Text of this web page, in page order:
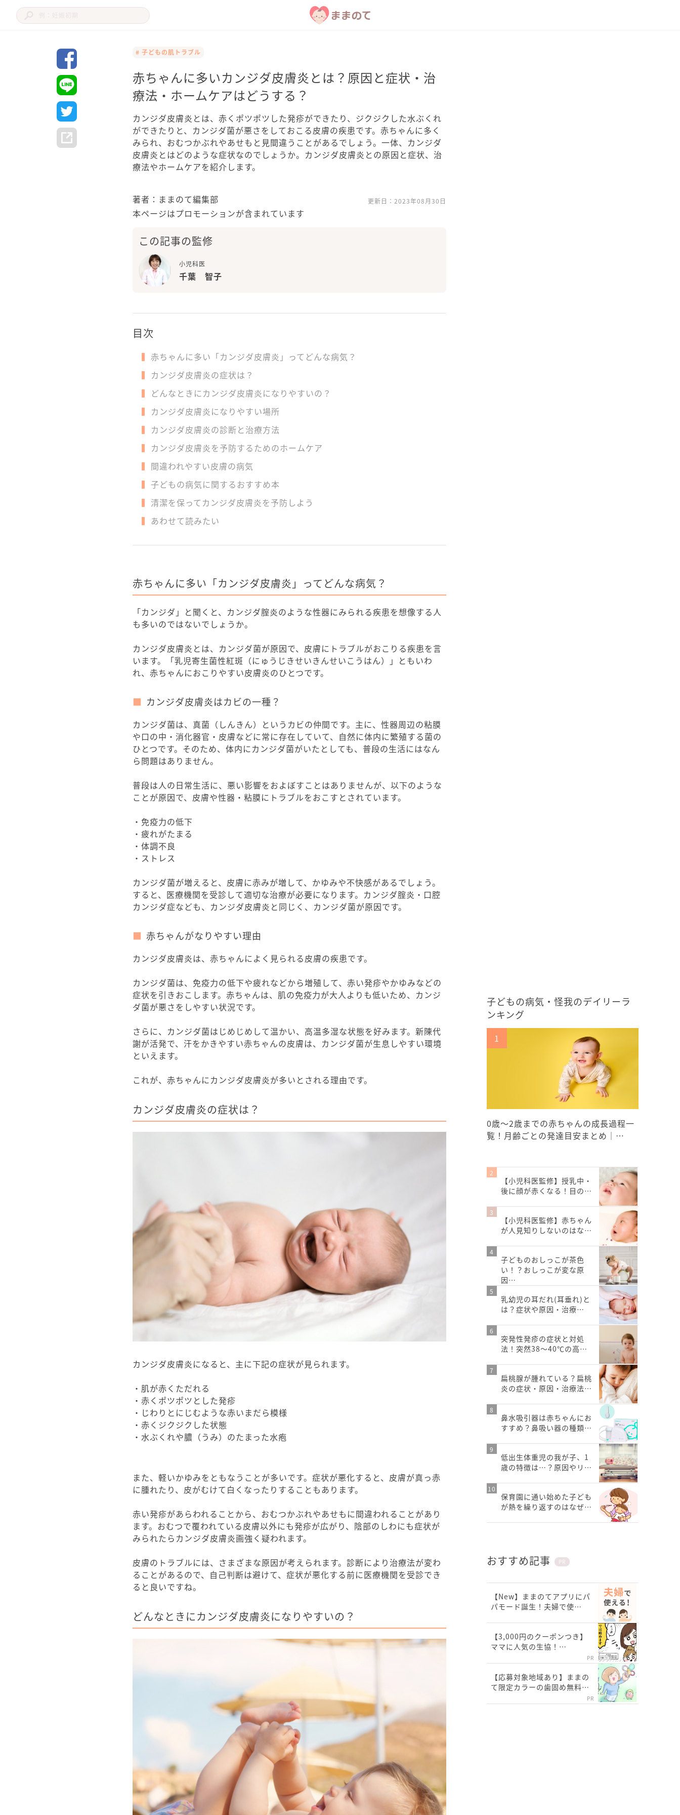
# 子どもの肌トラブル
赤ちゃんに多いカンジダ皮膚炎とは？原因と症状・治
療法・ホームケアはどうする？
カンジダ皮膚炎とは、赤くポツポツした発疹ができたり、ジクジクした水ぶくれ
ができたりと、カンジダ菌が悪さをしておこる皮膚の疾患です。赤ちゃんに多く
みられ、おむつかぶれやあせもと見間違うことがあるでしょう。一体、カンジダ
皮膚炎とはどのような症状なのでしょうか。カンジダ皮膚炎との原因と症状、治
療法やホームケアを紹介します。
著者：ままのて編集部 更新日： 2023年08月30日
本ページはプロモーションが含まれています
この記事の監修
小児科医
千葉 智子
目次
赤ちゃんに多い「カンジダ皮膚炎」ってどんな病気？
カンジダ皮膚炎の症状は？
どんなときにカンジダ皮膚炎になりやすいの？
カンジダ皮膚炎になりやすい場所
カンジダ皮膚炎の診断と治療方法
カンジダ皮膚炎を予防するためのホームケア
間違われやすい皮膚の病気
子どもの病気に関するおすすめ本
清潔を保ってカンジダ皮膚炎を予防しよう
あわせて読みたい
赤ちゃんに多い「カンジダ皮膚炎」ってどんな病気？
「カンジダ」と聞くと、カンジダ腟炎のような性器にみられる疾患を想像する人
も多いのではないでしょうか。
カンジダ皮膚炎とは、カンジダ菌が原因で、皮膚にトラブルがおこりる疾患を言
います。「乳児寄生菌性紅斑（にゅうじきせいきんせいこうはん）」ともいわ
れ、赤ちゃんにおこりやすい皮膚炎のひとつです。
カンジダ皮膚炎はカビの一種？
カンジダ菌は、真菌（しんきん）というカビの仲間です。主に、性器周辺の粘膜
や口の中・消化器官・皮膚などに常に存在していて、自然に体内に繁殖する菌の
ひとつです。そのため、体内にカンジダ菌がいたとしても、普段の生活にはなん
ら問題はありません。
普段は人の日常生活に、悪い影響をおよぼすことはありませんが、以下のような
ことが原因で、皮膚や性器・粘膜にトラブルをおこすとされています。
・免疫力の低下
・疲れがたまる
・体調不良
・ストレス
カンジダ菌が増えると、皮膚に赤みが増して、かゆみや不快感があるでしょう。
すると、医療機関を受診して適切な治療が必要になります。カンジダ腟炎・口腔
カンジダ症なども、カンジダ皮膚炎と同じく、カンジダ菌が原因です。
赤ちゃんがなりやすい理由
カンジダ皮膚炎は、赤ちゃんによく見られる皮膚の疾患です。
カンジダ菌は、免疫力の低下や疲れなどから増殖して、赤い発疹やかゆみなどの
症状を引きおこします。赤ちゃんは、肌の免疫力が大人よりも低いため、カンジ
ダ菌が悪さをしやすい状況です。
さらに、カンジダ菌はじめじめして温かい、高温多湿な状態を好みます。新陳代
謝が活発で、汗をかきやすい赤ちゃんの皮膚は、カンジダ菌が生息しやすい環境
といえます。
これが、赤ちゃんにカンジダ皮膚炎が多いとされる理由です。
カンジダ皮膚炎の症状は？
カンジダ皮膚炎になると、主に下記の症状が見られます。
・肌が赤くただれる
・赤くポツポツとした発疹
・じわりとにじむような赤いまだら模様
・赤くジクジクした状態
・水ぶくれや膿（うみ）のたまった水疱
また、軽いかゆみをともなうことが多いです。症状が悪化すると、皮膚が真っ赤
に腫れたり、皮がむけて白くなったりすることもあります。
赤い発疹があらわれることから、おむつかぶれやあせもに間違われることがあり
ます。おむつで覆われている皮膚以外にも発疹が広がり、陰部のしわにも症状が
みられたらカンジダ皮膚炎画強く疑われます。
皮膚のトラブルには、さまざまな原因が考えられます。診断により治療法が変わ
ることがあるので、自己判断は避けて、症状が悪化する前に医療機関を受診でき
ると良いですね。
どんなときにカンジダ皮膚炎になりやすいの？
子どもの病気・怪我のデイリーラ
ンキング
0歳〜2歳までの赤ちゃんの成長過程一
覧！月齢ごとの発達目安まとめ｜…
【小児科医監修】授乳中・
後に顔が赤くなる！目の…
【小児科医監修】赤ちゃん
が人見知りしないのはな…
子どものおしっこが茶色
い！？おしっこが変な原
因…
乳幼児の耳だれ(耳垂れ)と
は？症状や原因・治療…
突発性発疹の症状と対処
法！突然38～40℃の高…
扁桃腺が腫れている？扁桃
炎の症状・原因・治療法…
鼻水吸引器は赤ちゃんにお
すすめ？鼻吸い器の種類…
低出生体重児の我が子、1
歳の特徴は…？原因やリ…
保育園に通い始めた子ども
が熱を繰り返すのはなぜ…
おすすめ記事 PR
【New】ままのてアプリにパ
パモード誕生！夫婦で使…
【3,000円のクーポンつき】
ママに人気の生協！…
PR
【応募対象地域あり】ままの
て限定カラーの歯固め無料…
PR